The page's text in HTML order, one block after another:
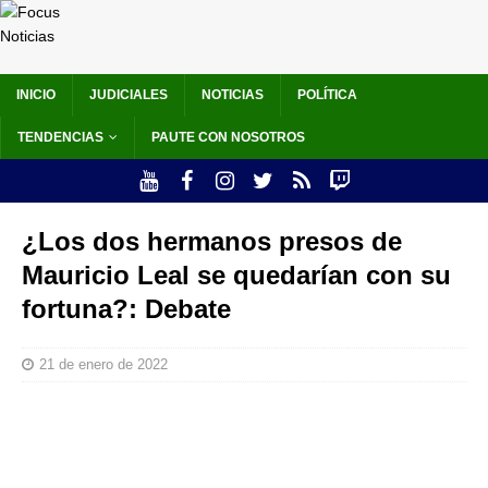
INICIO JUDICIALES NOTICIAS POLÍTICA
TENDENCIAS PAUTE CON NOSOTROS
¿Los dos hermanos presos de
Mauricio Leal se quedarían con su
fortuna?: Debate
21 de enero de 2022